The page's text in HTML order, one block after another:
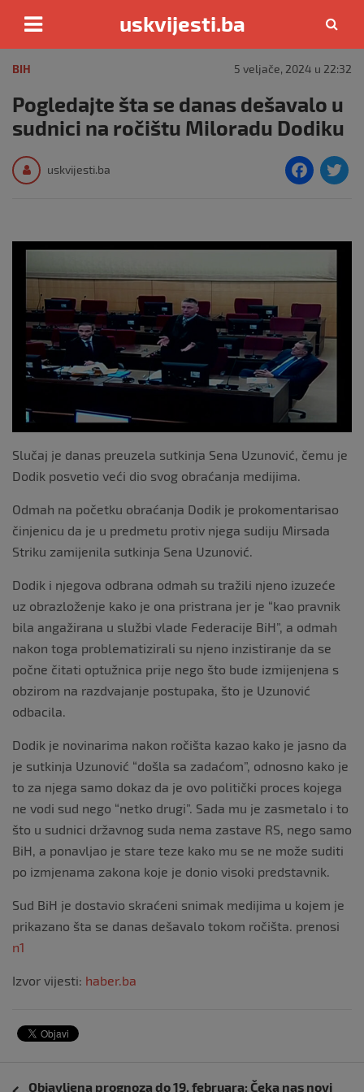
content
uskvijesti.ba
BIH 5 veljače, 2024 u 22:32
Pogledajte šta se danas dešavalo u
sudnici na ročištu Miloradu Dodiku
uskvijesti.ba
F
e
b
o
o
k
Slučaj je danas preuzela sutkinja Sena Uzunović, čemu je
Dodik posvetio veći dio svog obraćanja medijima.
Odmah na početku obraćanja Dodik je prokomentarisao
činjenicu da je u predmetu protiv njega sudiju Mirsada
Striku zamijenila sutkinja Sena Uzunović.
Dodik i njegova odbrana odmah su tražili njeno izuzeće
uz obrazloženje kako je ona pristrana jer je “kao pravnik
bila angažirana u službi vlade Federacije BiH”, a odmah
nakon toga problematizirali su njeno inzistiranje da se
počne čitati optužnica prije nego što bude izmijenjena s
obzirom na razdvajanje postupaka, što je Uzunović
odbacila.
Dodik je novinarima nakon ročišta kazao kako je jasno da
je sutkinja Uzunović “došla sa zadaćom”, odnosno kako je
to za njega samo dokaz da je ovo politički proces kojega
ne vodi sud nego “netko drugi”. Sada mu je zasmetalo i to
što u sudnici državnog suda nema zastave RS, nego samo
BiH, a ponavljao je stare teze kako mu se ne može suditi
po izmjenama zakona koje je donio visoki predstavnik.
Sud BiH je dostavio skraćeni snimak medijima u kojem je
prikazano šta se danas dešavalo tokom ročišta. prenosi
n1
Izvor vijesti: haber.ba
Objavljena prognoza do 19. februara: Čeka nas novi